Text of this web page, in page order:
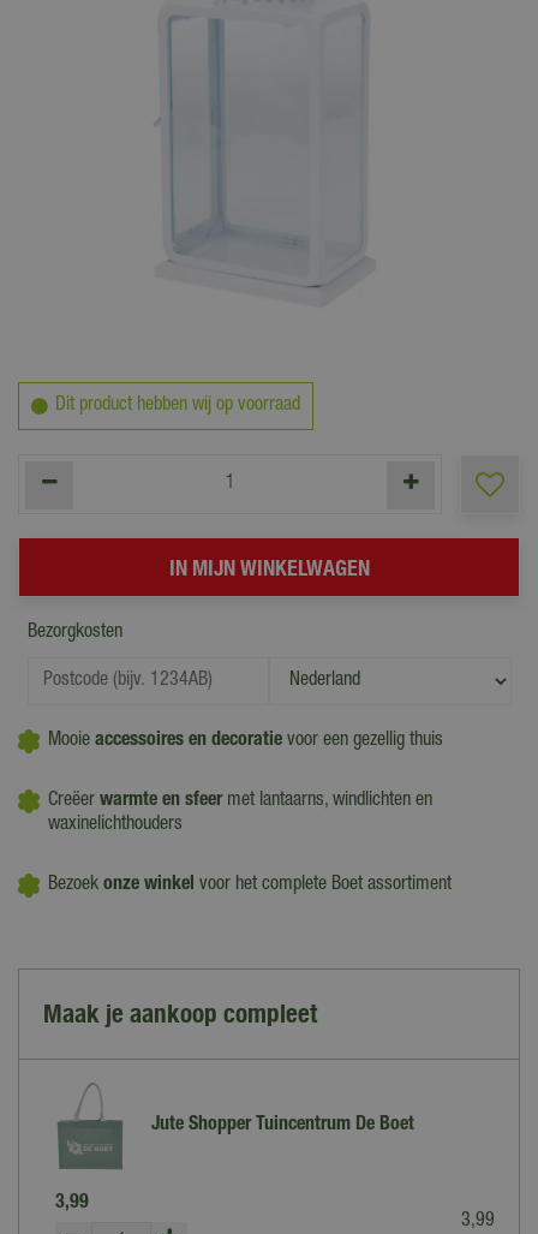
Dit product hebben wij op voorraad
Bezorgkosten
Mooie accessoires en decoratie voor een gezellig thuis
Creëer warmte en sfeermet lantaarns, windlichten en
waxinelichthouders
Bezoek onze winkel voor het complete Boet assortiment
Maak je aankoop compleet
Jute Shopper Tuincentrum De Boet
3,99
3,99